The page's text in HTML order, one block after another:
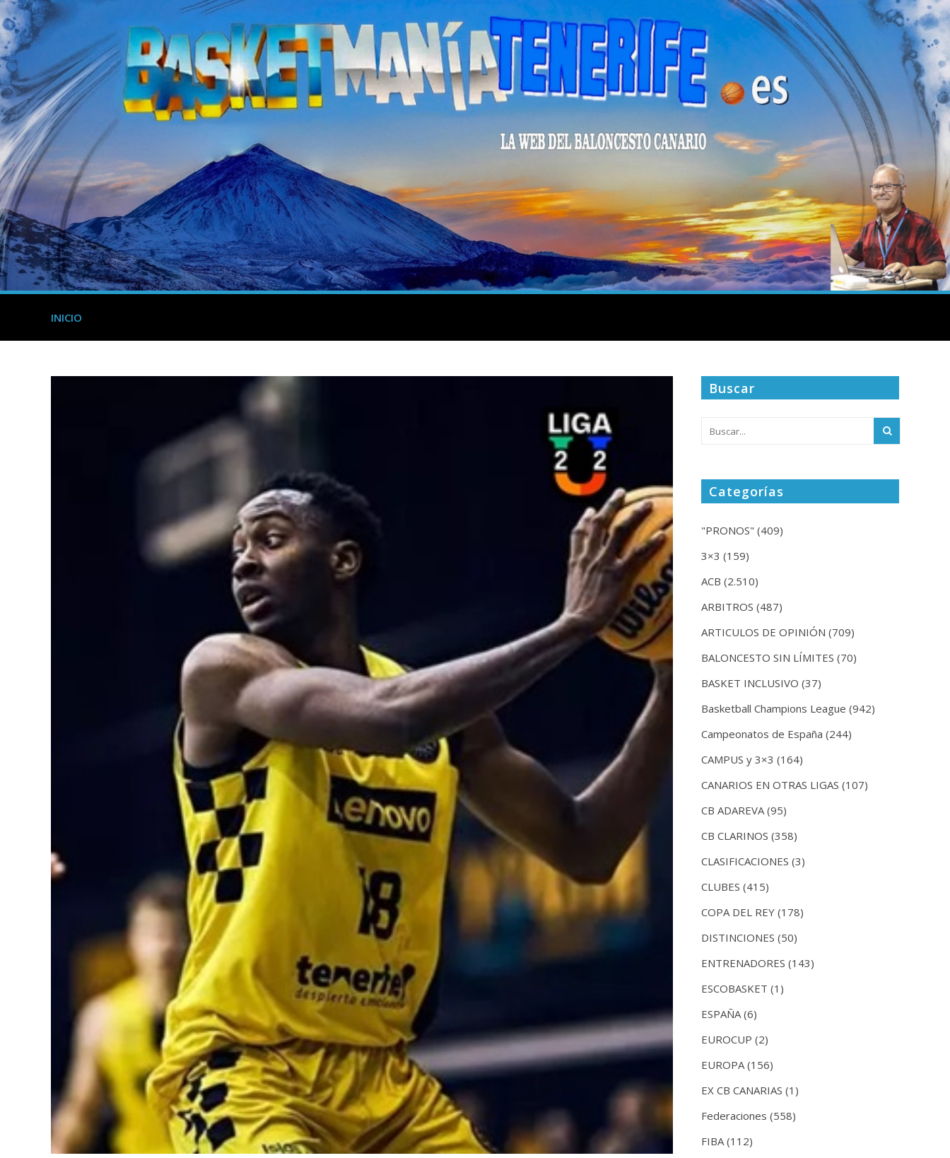
INICIO
Buscar
Categorías
"PRONOS" (409)
3×3 (159)
ACB (2.510)
ARBITROS (487)
ARTICULOS DE OPINIÓN (709)
BALONCESTO SIN LÍMITES (70)
BASKET INCLUSIVO (37)
Basketball Champions League (942)
Campeonatos de España (244)
CAMPUS y 3×3 (164)
CANARIOS EN OTRAS LIGAS (107)
CB ADAREVA (95)
CB CLARINOS (358)
CLASIFICACIONES (3)
CLUBES (415)
COPA DEL REY (178)
DISTINCIONES (50)
ENTRENADORES (143)
ESCOBASKET (1)
ESPAÑA (6)
EUROCUP (2)
EUROPA (156)
EX CB CANARIAS (1)
Federaciones (558)
FIBA (112)